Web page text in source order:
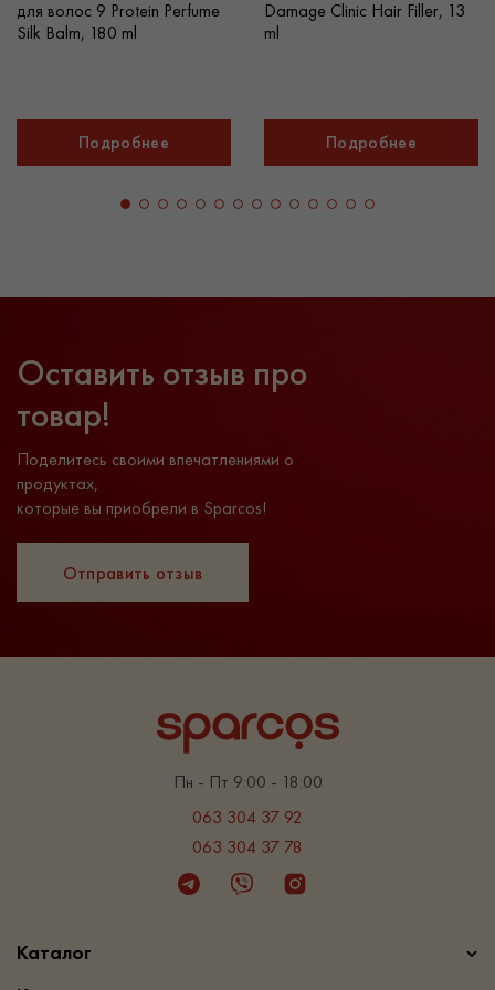
для волос 9 Protein Perfume
Silk Balm, 180 ml
Подробнее
Damage Clinic Hair Filler, 13
ml
Подробнее
Оставить отзыв про
товар!
Поделитесь своими впечатлениями о
продуктах,
которые вы приобрели в Sparcos!
Отправить отзыв
Пн - Пт 9:00 - 18:00
063 304 37 92
063 304 37 78
TelegramViber Instagram
Каталог